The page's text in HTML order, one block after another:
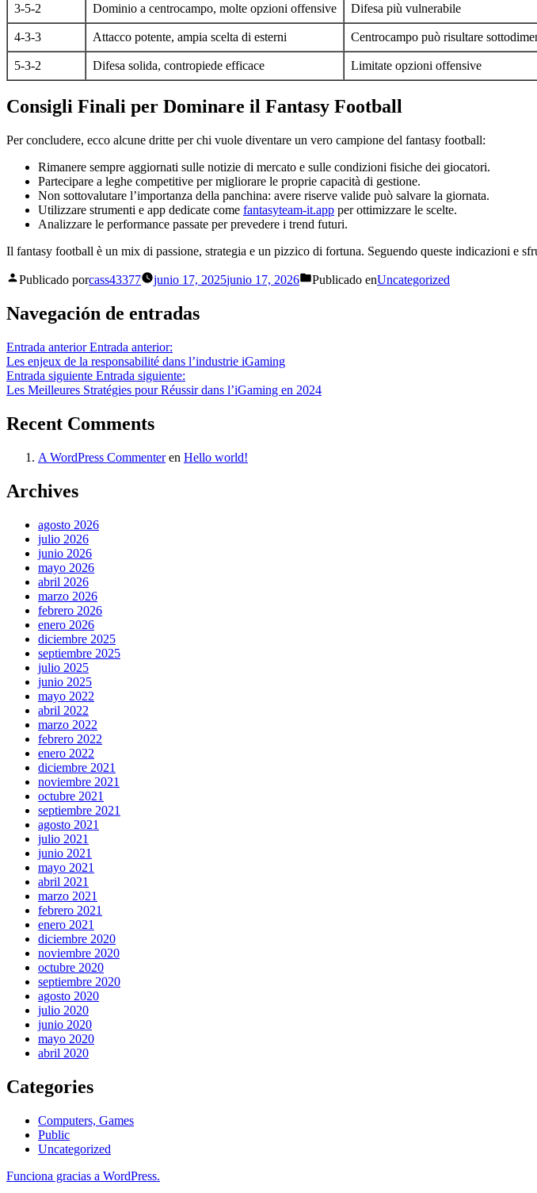
3-5-2 Dominio a centrocampo, molte opzioni offensive Difesa più vulnerabile
4-3-3 Attacco potente, ampia scelta di esterni Centrocampo può risultare
5-3-2 Difesa solida, contropiede efficace Limitate opzioni offensive
Consigli Finali per Dominare il Fantasy Football
Per concludere, ecco alcune dritte per chi vuole diventare un vero campione del fantasy football:
Rimanere sempre aggiornati sulle notizie di mercato e sulle condizioni fisiche dei giocatori.
Partecipare a leghe competitive per migliorare le proprie capacità di gestione.
Non sottovalutare l’importanza della panchina: avere riserve valide può salvare la giornata.
Utilizzare strumenti e app dedicate come fantasyteam-it.app per ottimizzare le scelte.
Analizzare le performance passate per prevedere i trend futuri.
Il fantasy football è un mix di passione, strategia e un pizzico di fortuna. Seguendo queste indicazioni e
Publicado porcass43377 junio 17, 2025junio 17, 2026 Publicado enUncategorized
Navegación de entradas
Entrada anterior Entrada anterior:
Les enjeux de la responsabilité dans l’industrie iGaming
Entrada siguiente Entrada siguiente:
Les Meilleures Stratégies pour Réussir dans l’iGaming en 2024
Recent Comments
A WordPress Commenteren Hello world!
Archives
agosto 2026
julio 2026
junio 2026
mayo 2026
abril 2026
marzo 2026
febrero 2026
enero 2026
diciembre 2025
septiembre 2025
julio 2025
junio 2025
mayo 2022
abril 2022
marzo 2022
febrero 2022
enero 2022
diciembre 2021
noviembre 2021
octubre 2021
septiembre 2021
agosto 2021
julio 2021
junio 2021
mayo 2021
abril 2021
marzo 2021
febrero 2021
enero 2021
diciembre 2020
noviembre 2020
octubre 2020
septiembre 2020
agosto 2020
julio 2020
junio 2020
mayo 2020
abril 2020
Categories
Computers, Games
Public
Uncategorized
Funciona gracias a WordPress.